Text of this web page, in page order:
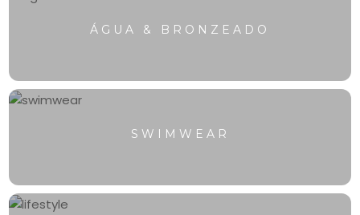
ÁGUA & BRONZEADO
SWIMWEAR